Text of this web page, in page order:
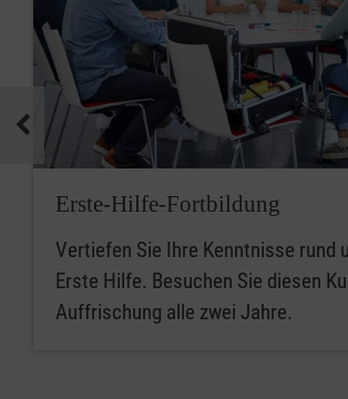
Erste-Hilfe-Fortbildung
Vertiefen Sie Ihre Kenntnisse rund
Erste Hilfe. Besuchen Sie diesen
Auffrischung alle zwei Jahre.